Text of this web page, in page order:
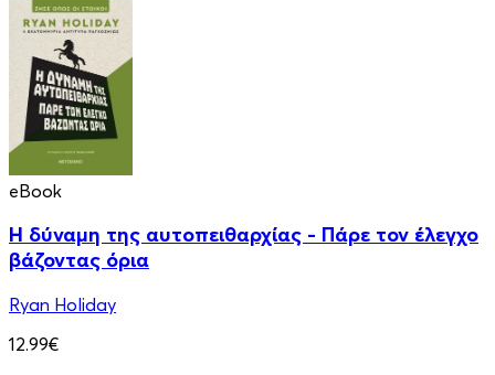
eBook
Η δύναμη της αυτοπειθαρχίας - Πάρε τον έλεγχο
βάζοντας όρια
Ryan Holiday
12.99€